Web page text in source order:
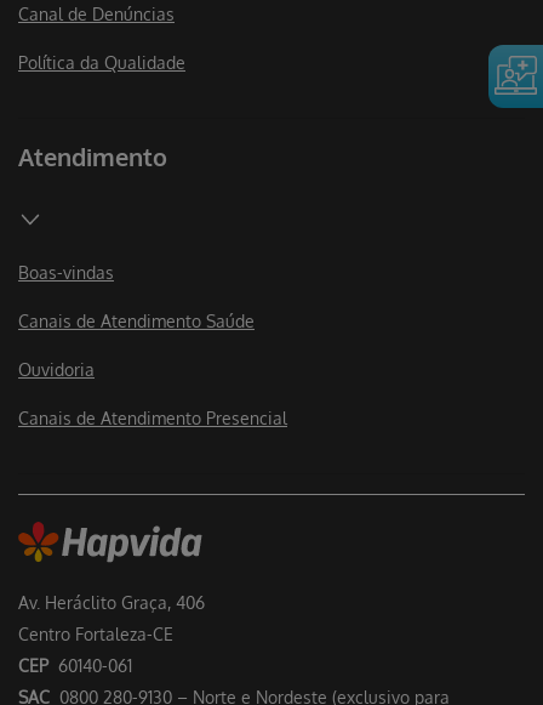
Av. Heráclito Graça, 406
Centro Fortaleza-CE
CEP 60140-061
SAC 0800 280-9130 – Norte e Nordeste (exclusivo para
Canal de Denúncias
Política da Qualidade
Atendimento
Boas-vindas
Canais de Atendimento Saúde
Ouvidoria
Canais de Atendimento Presencial